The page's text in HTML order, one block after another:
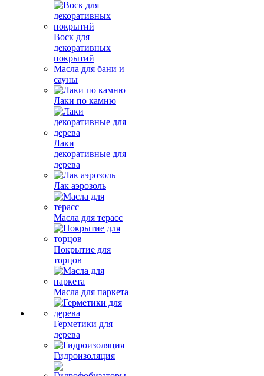
Воск для
декоративных
покрытий
Масла для бани и
сауны
Лаки по камню
Лаки
декоративные для
дерева
Лак аэрозоль
Масла для терасс
Покрытие для
торцов
Масла для паркета
Герметики для
дерева
Гидроизоляция